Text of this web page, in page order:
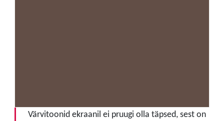
Värvitoonid ekraanil ei pruugi olla täpsed, sest on